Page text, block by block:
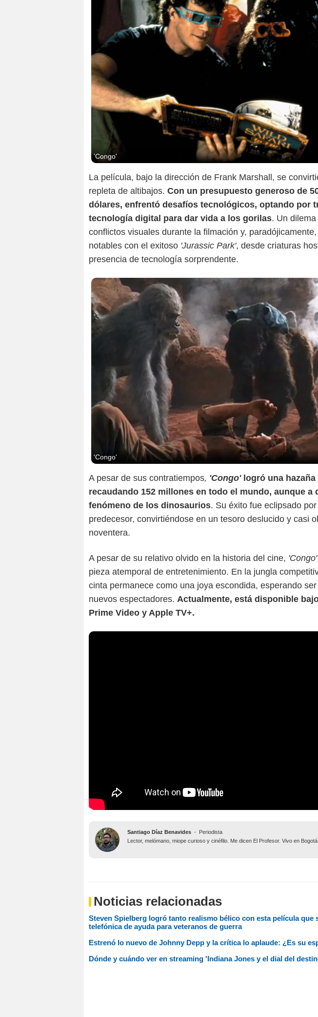
'Congo'
La película, bajo la dirección de Frank Marshall, se
repleta de altibajos. Con un presupuesto generoso de
dólares, enfrentó desafíos tecnológicos, optando por
tecnología digital para dar vida a los gorilas. Un
conflictos visuales durante la filmación y,
notables con el exitoso 'Jurassic Park', desde criaturas
presencia de tecnología sorprendente.
'Congo'
A pesar de sus contratiempos, 'Congo' logró una
recaudando 152 millones en todo el mundo, aunque a
fenómeno de los dinosaurios. Su éxito fue eclipsado
predecesor, convirtiéndose en un tesoro deslucido y casi
noventera.
A pesar de su relativo olvido en la historia del cine, 'Congo'
pieza atemporal de entretenimiento. En la jungla
cinta permanece como una joya escondida, esperando
nuevos espectadores. Actualmente, está disponible
Prime Video y Apple TV+.
Santiago Díaz Benavides -
Periodista
Lector, melómano, miope curioso y cinéfilo. Me dicen El Profesor. Vivo en
Noticias relacionadas
Steven Spielberg logró tanto realismo bélico con esta película que
telefónica de ayuda para veteranos de guerra
Estrenó lo nuevo de Johnny Depp y la crítica lo aplaude: ¿Es su
Dónde y cuándo ver en streaming 'Indiana Jones y el dial del